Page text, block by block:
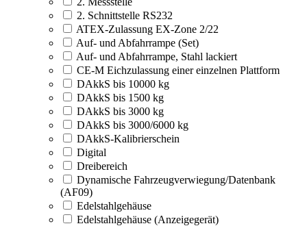
2. Schnittstelle RS232
ATEX-Zulassung EX-Zone 2/22
Auf- und Abfahrrampe (Set)
Auf- und Abfahrrampe, Stahl lackiert
CE-M Eichzulassung einer einzelnen Plattform
DAkkS bis 10000 kg
DAkkS bis 1500 kg
DAkkS bis 3000 kg
DAkkS bis 3000/6000 kg
DAkkS-Kalibrierschein
Digital
Dreibereich
Dynamische Fahrzeugverwiegung/Datenbank
(AF09)
Edelstahlgehäuse
Edelstahlgehäuse (Anzeigegerät)